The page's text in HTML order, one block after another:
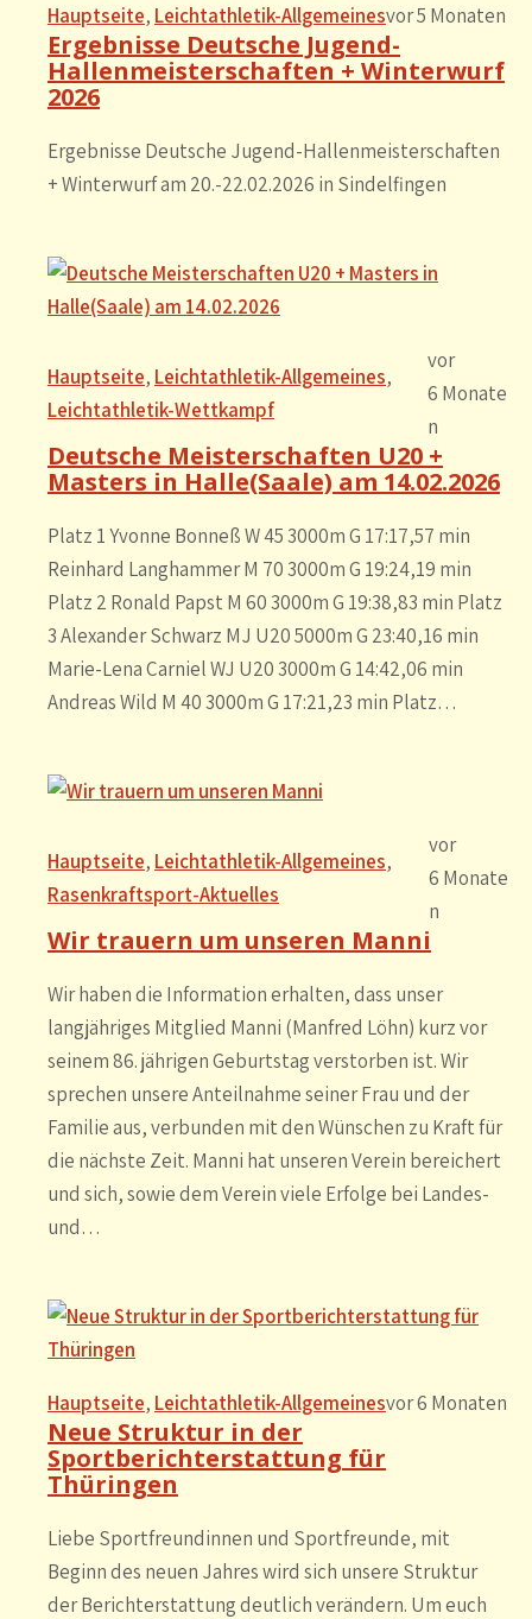
Hauptseite, Leichtathletik-Allgemeinesvor 5 Monaten
Ergebnisse Deutsche Jugend-
Hallenmeisterschaften + Winterwurf
2026
Ergebnisse Deutsche Jugend-Hallenmeisterschaften
+ Winterwurf am 20.-22.02.2026 in Sindelfingen
Hauptseite, Leichtathletik-Allgemeines
Leichtathletik-Wettkampf
vor
6 Monate
n
Deutsche Meisterschaften U20 +
Masters in Halle(Saale) am 14.02.2026
Platz 1 Yvonne Bonneß W 45 3000m G 17:17,57 min
Reinhard Langhammer M 70 3000m G 19:24,19 min
Platz 2 Ronald Papst M 60 3000m G 19:38,83 min Platz
3 Alexander Schwarz MJ U20 5000m G 23:40,16 min
Marie-Lena Carniel WJ U20 3000m G 14:42,06 min
Andreas Wild M 40 3000m G 17:21,23 min Platz…
Hauptseite, Leichtathletik-Allgemeines
Rasenkraftsport-Aktuelles
vor
6 Monate
n
Wir trauern um unseren Manni
Wir haben die Information erhalten, dass unser
langjähriges Mitglied Manni (Manfred Löhn) kurz vor
seinem 86. jährigen Geburtstag verstorben ist. Wir
sprechen unsere Anteilnahme seiner Frau und der
Familie aus, verbunden mit den Wünschen zu Kraft für
die nächste Zeit. Manni hat unseren Verein bereichert
und sich, sowie dem Verein viele Erfolge bei Landes-
und…
Hauptseite, Leichtathletik-Allgemeinesvor 6 Monaten
Neue Struktur in der
Sportberichterstattung für
Thüringen
Liebe Sportfreundinnen und Sportfreunde, mit
Beginn des neuen Jahres wird sich unsere Struktur
der Berichterstattung deutlich verändern. Um euch